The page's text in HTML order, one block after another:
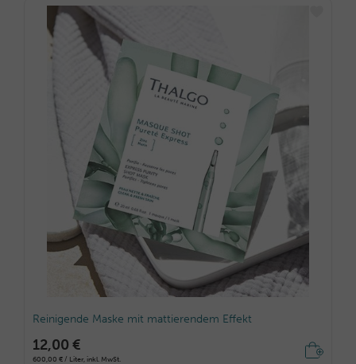
Reinigende Maske mit mattierendem Effekt
12,00 €
600,00 € / Liter, inkl. MwSt.